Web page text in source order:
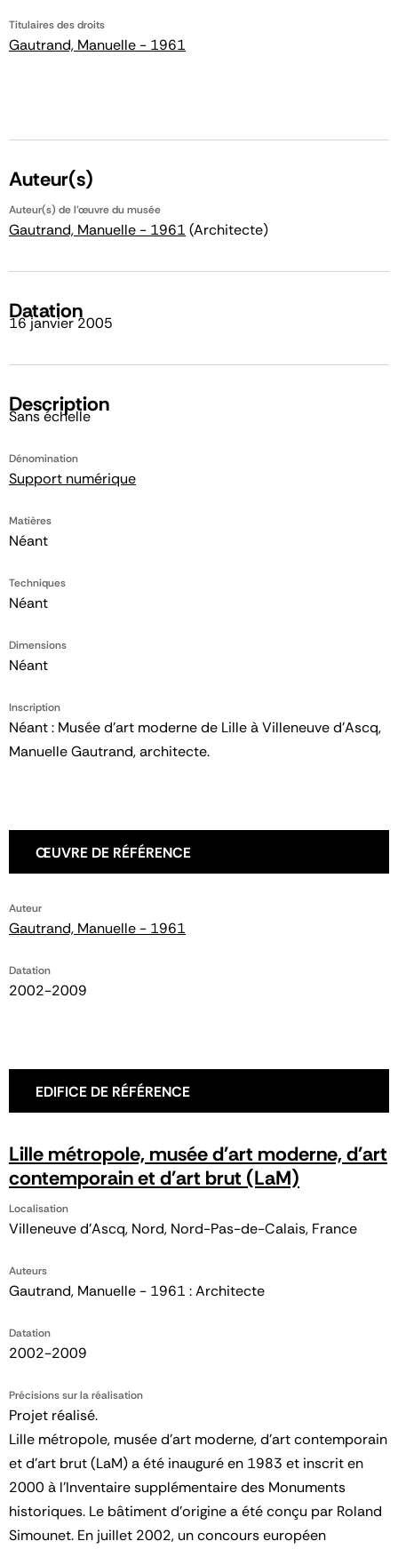
Titulaires des droits
Gautrand, Manuelle - 1961
Auteur(s)
Auteur(s) de l'œuvre du musée
Gautrand, Manuelle - 1961 (Architecte)
Datation
16 janvier 2005
Description
Sans échelle
Dénomination
Support numérique
Matières
Néant
Techniques
Néant
Dimensions
Néant
Inscription
Néant : Musée d'art moderne de Lille à Villeneuve d'Ascq,
Manuelle Gautrand, architecte.
ŒUVRE DE RÉFÉRENCE
Auteur
Gautrand, Manuelle - 1961
Datation
2002-2009
EDIFICE DE RÉFÉRENCE
Lille métropole, musée d'art moderne, d'art
contemporain et d'art brut (LaM)
Localisation
Villeneuve d'Ascq, Nord, Nord-Pas-de-Calais, France
Auteurs
Gautrand, Manuelle - 1961 : Architecte
Datation
2002-2009
Précisions sur la réalisation
Projet réalisé.
Lille métropole, musée d'art moderne, d'art contemporain
et d'art brut (LaM) a été inauguré en 1983 et inscrit en
2000 à l’Inventaire supplémentaire des Monuments
historiques. Le bâtiment d’origine a été conçu par Roland
Simounet. En juillet 2002, un concours européen